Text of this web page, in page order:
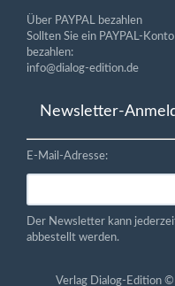
Über PAYPAL bezahlen
Sollten Sie ein PAYPAL-
bezahlen:
info@dialog-edition.de
Newsletter-
E-Mail-Adresse:
Der Newsletter kann
abbestellt werden.
Verlag Dialog-Edition